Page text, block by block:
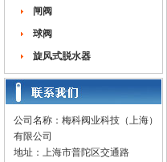
闸阀
球阀
旋风式脱水器
公司名称：梅科阀业科技（上海）
有限公司
地址：上海市普陀区交通路